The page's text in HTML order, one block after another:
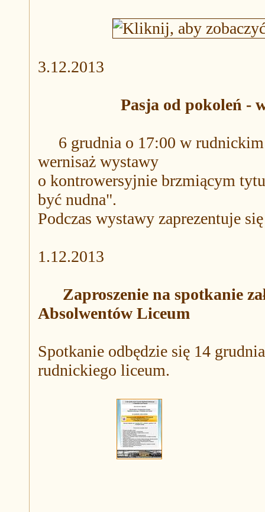
3.12.2013
Pasja od pokoleń -
6 grudnia o 17:00 w rudnickim
wernisaż wystawy
o kontrowersyjnie brzmiącym
być nudna".
Podczas wystawy zaprezentuje
1.12.2013
Zaproszenie na spotkanie
Absolwentów Liceum
Spotkanie odbędzie się 14
rudnickiego liceum.